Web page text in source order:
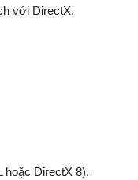
với DirectX.
hoặc DirectX 8).